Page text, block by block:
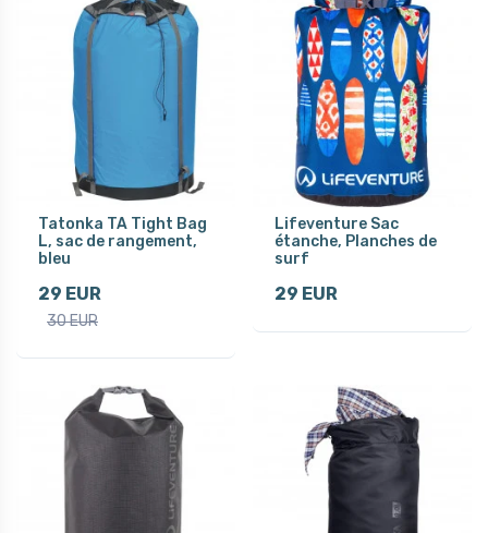
Tatonka TA Tight Bag
L, sac de rangement,
bleu
29 EUR
30 EUR
Lifeventure Sac
étanche, Planches de
surf
29 EUR